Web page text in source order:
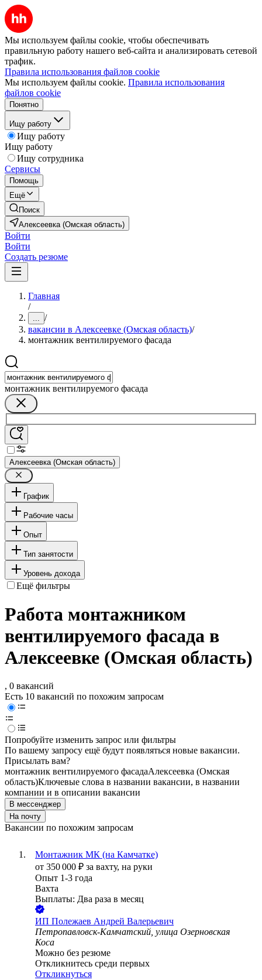
Мы используем файлы cookie, чтобы обеспечивать
правильную работу нашего веб-сайта и анализировать сетевой
трафик.
Правила использования файлов cookie
Мы используем файлы cookie. Правила использования
файлов cookie
Понятно
Ищу работу
Ищу работу
Ищу работу
Ищу сотрудника
Сервисы
Помощь
Ещё
Поиск
Алексеевка (Омская область)
Войти
Войти
Создать резюме
Главная
/
... /
вакансии в Алексеевке (Омская область)/
монтажник вентилируемого фасада
монтажник вентилируемого фасада
Алексеевка (Омская область)
График
Рабочие часы
Опыт
Тип занятости
Уровень дохода
Ещё фильтры
Работа монтажником
вентилируемого фасада в
Алексеевке (Омская область)
, 0 вакансий
Есть 10 вакансий по похожим запросам
Попробуйте изменить запрос или фильтры
По вашему запросу ещё будут появляться новые вакансии.
Присылать вам?
монтажник вентилируемого фасадаАлексеевка (Омская
область)Ключевые слова в названии вакансии, в названии
компании и в описании вакансии
В мессенджер
На почту
Вакансии по похожим запросам
Монтажник МК (на Камчатке)
от 350 000 ₽ за вахту, на руки
Опыт 1-3 года
Вахта
Выплаты: Два раза в месяц
ИП Полежаев Андрей Валерьевич
Петропавловск-Камчатский, улица Озерновская
Коса
Можно без резюме
Откликнитесь среди первых
Откликнуться